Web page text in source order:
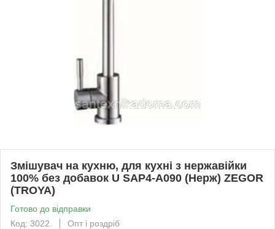
Змішувач на кухню, для кухні з нержавійки
100% без добавок U SAP4-A090 (Нерж) ZEGOR
(TROYA)
Готово до відправки
Код: 3022.
Опт і роздріб